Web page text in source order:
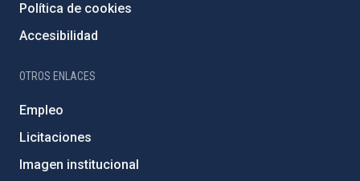
Política de cookies
Accesibilidad
OTROS ENLACES
Empleo
Licitaciones
Imagen institucional